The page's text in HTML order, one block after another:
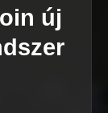
új